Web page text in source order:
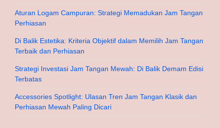
Aturan Logam Campuran: Strategi Memadukan Jam Tangan
Perhiasan
Di Balik Estetika: Kriteria Objektif dalam Memilih Jam Tangan
Terbaik dan Perhiasan
Strategi Investasi Jam Tangan Mewah: Di Balik Demam Edisi
Terbatas
Accessories Spotlight: Ulasan Tren Jam Tangan Klasik dan
Perhiasan Mewah Paling Dicari